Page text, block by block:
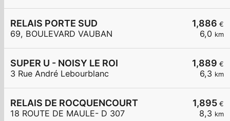
1,886 €
6,0 km
RELAIS PORTE SUD
69, BOULEVARD VAUBAN
1,889 €
6,3 km
SUPER U - NOISY LE ROI
3 Rue André Lebourblanc
1,895 €
8,3 km
RELAIS DE ROCQUENCOURT
18 ROUTE DE MAULE- D 307